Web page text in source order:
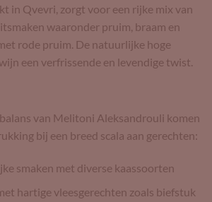
in Qvevri, zorgt voor een rijke mix van
waaronder pruim, braam en
rode pruim. De natuurlijke hoge
een verfrissende en levendige twist.
van Melitoni Aleksandrouli komen
bij een breed scala aan gerechten:
smaken met diverse kaassoorten
hartige vleesgerechten zoals biefstuk